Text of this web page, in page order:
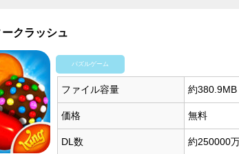
クラッシュ
パズルゲーム
ファイル容量 約380.9MB
価格 無料
DL数 約250000